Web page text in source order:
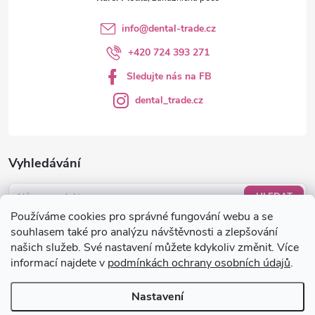
Používáme cookies pro správné fungování webu a se
souhlasem také pro analýzu návštěvnosti a zlepšování
našich služeb. Své nastavení můžete kdykoliv změnit. Více
informací najdete v podmínkách ochrany osobních údajů.
Nastavení
Vyhledávání
HLEDAT
Nákupní košík
0KS /0 KČ
info@dental-trade.cz
+420 724 393 271
Sledujte nás na FB
dental_trade.cz